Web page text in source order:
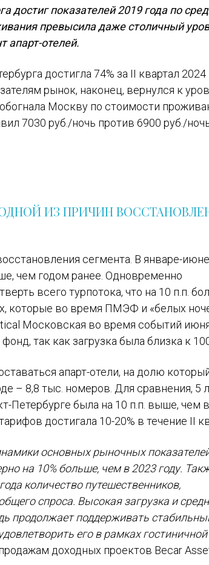
достиг показателей 2019 года по
превысила даже столичный
апарт-отелей.
достигла 74% за II квартал 2024
рынок, наконец, вернулся к
Москву по стоимости
7030 руб./ночь против 6900 руб./
ИЗ ПРИЧИН
сегмента. В январе-июне
чем годом ранее. Одновременно
всего турпотока, что на 10 п.п.
которые во время ПМЭФ и «белых
Московская во время событий
так как загрузка была близка к
апарт-отели, на долю
– 8,8 тыс. номеров. Для сравнения, 5
Петербурге была на 10 п.п. выше, чем
достигала 10-20% в течение II
основных рыночных
на 10% больше, чем в 2023 году.
количество путешественников,
спроса. Высокая загрузка и
продолжает поддерживать
его в рамках гостиничной
доходных проектов Becar